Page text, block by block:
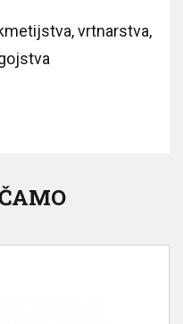
vrtnarstva,